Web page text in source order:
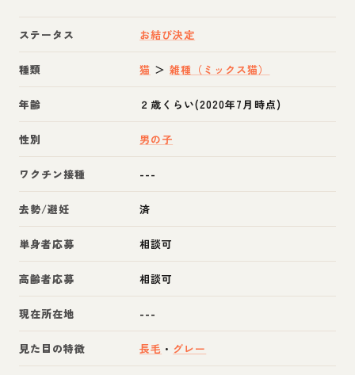
ステータス お結び決定
種類 猫 ＞雑種（ミックス猫）
年齢 ２歳くらい(2020年7月時点)
性別 男の子
ワクチン接種 ---
去勢/避妊 済
単身者応募 相談可
高齢者応募 相談可
現在所在地 ---
見た目の特徴 長毛 ・ グレー